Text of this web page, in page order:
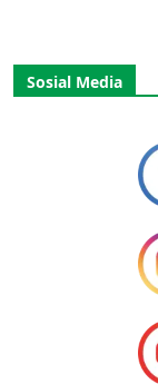
Sosial Media